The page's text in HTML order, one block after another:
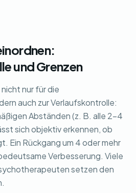
und Grenzen
nur für die
auch zur Verlaufskontrolle:
Abständen (z. B. alle 2-4
sich objektiv erkennen, ob
Ein Rückgang um 4 oder mehr
Verbesserung. Viele
setzen den